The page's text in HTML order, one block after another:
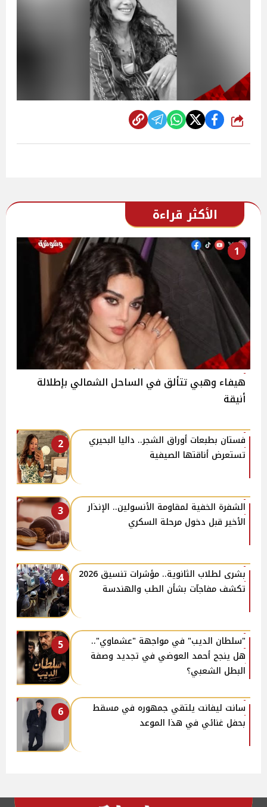
شارك
الأكثر قراءة
1
هيفاء وهبي تتألق في الساحل الشمالي بإطلالة
أنيقة
2
فستان بطبعات أوراق الشجر.. داليا البحيري
تستعرض أناقتها الصيفية
3
الشفرة الخفية لمقاومة الأنسولين.. الإنذار
الأخير قبل دخول مرحلة السكري
4
بشرى لطلاب الثانوية.. مؤشرات تنسيق 2026
تكشف مفاجآت بشأن الطب والهندسة
5
"سلطان الديب" في مواجهة "عشماوي"..
هل ينجح أحمد العوضي في تجديد وصفة
البطل الشعبي؟
6
سانت ليفانت يلتقي جمهوره في مسقط
بحفل غنائي في هذا الموعد